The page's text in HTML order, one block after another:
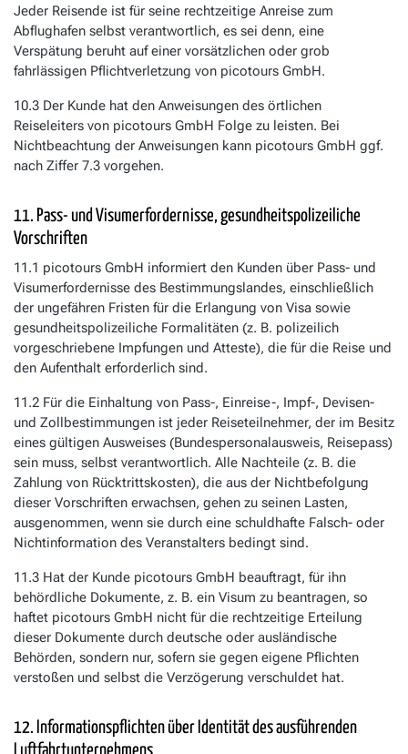
Jeder Reisende ist für seine rechtzeitige Anreise zum
Abflughafen selbst verantwortlich, es sei denn, eine
Verspätung beruht auf einer vorsätzlichen oder grob
fahrlässigen Pflichtverletzung von picotours GmbH.
10.3 Der Kunde hat den Anweisungen des örtlichen
Reiseleiters von picotours GmbH Folge zu leisten. Bei
Nichtbeachtung der Anweisungen kann picotours GmbH ggf.
nach Ziffer 7.3 vorgehen.
11. Pass- und Visumerfordernisse, gesundheitspolizeiliche
Vorschriften
11.1 picotours GmbH informiert den Kunden über Pass- und
Visumerfordernisse des Bestimmungslandes, einschließlich
der ungefähren Fristen für die Erlangung von Visa sowie
gesundheitspolizeiliche Formalitäten (z. B. polizeilich
vorgeschriebene Impfungen und Atteste), die für die Reise und
den Aufenthalt erforderlich sind.
11.2 Für die Einhaltung von Pass-, Einreise-, Impf-, Devisen-
und Zollbestimmungen ist jeder Reiseteilnehmer, der im Besitz
eines gültigen Ausweises (Bundespersonalausweis, Reisepass)
sein muss, selbst verantwortlich. Alle Nachteile (z. B. die
Zahlung von Rücktrittskosten), die aus der Nichtbefolgung
dieser Vorschriften erwachsen, gehen zu seinen Lasten,
ausgenommen, wenn sie durch eine schuldhafte Falsch- oder
Nichtinformation des Veranstalters bedingt sind.
11.3 Hat der Kunde picotours GmbH beauftragt, für ihn
behördliche Dokumente, z. B. ein Visum zu beantragen, so
haftet picotours GmbH nicht für die rechtzeitige Erteilung
dieser Dokumente durch deutsche oder ausländische
Behörden, sondern nur, sofern sie gegen eigene Pflichten
verstoßen und selbst die Verzögerung verschuldet hat.
12. Informationspflichten über Identität des ausführenden
Luftfahrtunternehmens